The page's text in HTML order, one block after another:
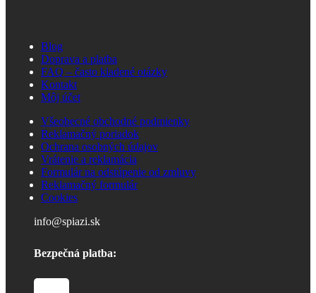
Blog
Doprava a platba
FAQ – často kladené otázky
Kontakt
Môj účet
Všeobecné obchodné podmienky
Reklamačný poriadok
Ochrana osobných údajov
Vrátenie a reklamácia
Formulár na odstúpenie od zmluvy
Reklamačný formulár
Cookies
info@spiazi.sk
Bezpečná platba: